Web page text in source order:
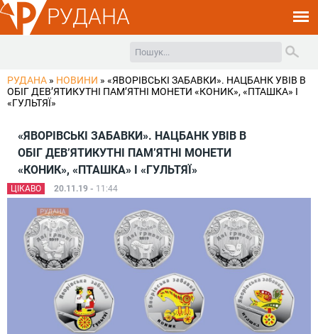
РУДАНА
РУДАНА » НОВИНИ » «ЯВОРІВСЬКІ ЗАБАВКИ». НАЦБАНК УВІВ В
ОБІГ ДЕВ’ЯТИКУТНІ ПАМ’ЯТНІ МОНЕТИ «КОНИК», «ПТАШКА» І
«ГУЛЬТЯЇ»
«ЯВОРІВСЬКІ ЗАБАВКИ». НАЦБАНК УВІВ В
ОБІГ ДЕВ’ЯТИКУТНІ ПАМ’ЯТНІ МОНЕТИ
«КОНИК», «ПТАШКА» І «ГУЛЬТЯЇ»
ЦІКАВО 20.11.19 - 11:44